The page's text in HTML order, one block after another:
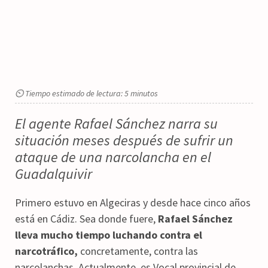
⏲ Tiempo estimado de lectura: 5 minutos
El agente Rafael Sánchez narra su
situación meses después de sufrir un
ataque de una narcolancha en el
Guadalquivir
Primero estuvo en Algeciras y desde hace cinco años
está en Cádiz. Sea donde fuere, Rafael Sánchez
lleva mucho tiempo luchando contra el
narcotráfico, concretamente, contra las